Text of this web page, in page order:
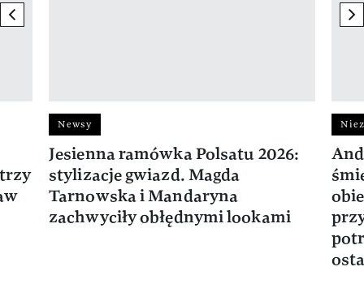
previous element
Newsy
Jesienna ramówka Polsatu 2026:
stylizacje gwiazd. Magda
Tarnowska i Mandaryna
zachwyciły obłędnymi lookami